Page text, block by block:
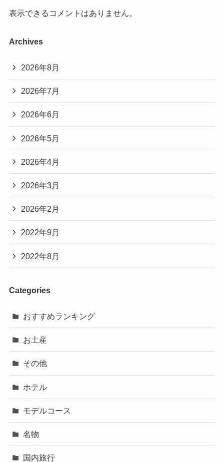
表示できるコメントはありません。
Archives
2026年8月
2026年7月
2026年6月
2026年5月
2026年4月
2026年3月
2026年2月
2022年9月
2022年8月
Categories
おすすめランキング
お土産
その他
ホテル
モデルコース
名物
国内旅行